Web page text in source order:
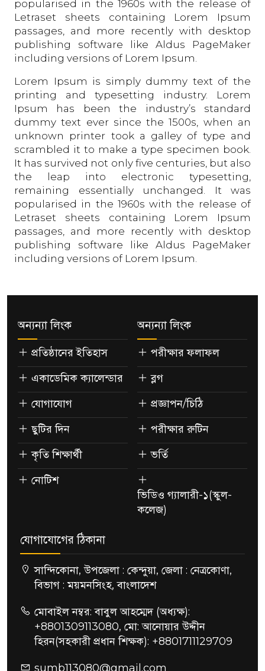
popularised in the 1960s with the release of
Letraset sheets containing Lorem Ipsum
passages, and more recently with desktop
publishing software like Aldus PageMaker
including versions of Lorem Ipsum.
Lorem Ipsum is simply dummy text of the
printing and typesetting industry. Lorem
Ipsum has been the industry’s standard
dummy text ever since the 1500s, when an
unknown printer took a galley of type and
scrambled it to make a type specimen book.
It has survived not only five centuries, but also
the leap into electronic typesetting,
remaining essentially unchanged. It was
popularised in the 1960s with the release of
Letraset sheets containing Lorem Ipsum
passages, and more recently with desktop
publishing software like Aldus PageMaker
including versions of Lorem Ipsum.
অন্যন্যা লিংক
প্রতিষ্ঠানের ইতিহাস
একাডেমিক ক্যালেন্ডার
যোগাযোগ
ছুটির দিন
কৃতি শিক্ষার্থী
নোটিশ
অন্যন্যা লিংক
পরীক্ষার ফলাফল
ব্লগ
প্রজ্ঞাপন/চিঠি
পরীক্ষার রুটিন
ভর্তি
ভিডিও গ্যালারী-১(স্কুল-
কলেজ)
যোগাযোগের ঠিকানা
সান্দিকোনা, উপজেলা : কেন্দুয়া, জেলা : নেত্রকোণা,
বিভাগ : ময়মনসিংহ, বাংলাদেশ
মোবাইল নম্বর: বাবুল আহম্মেদ (অধ্যক্ষ):
+8801309113080, মো: আনোয়ার উদ্দীন
হিরন(সহকারী প্রধান শিক্ষক): +8801711129709
sumb113080@gmail.com